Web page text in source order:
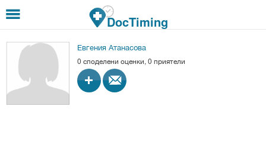
Премини към основното съдържание
DocTiming
Евгения Атанасова
0 споделени оценки, 0 приятели